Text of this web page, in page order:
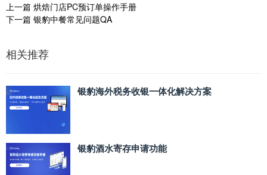
上一篇 烘焙门店PC预订单操作手册
下一篇 银豹中餐常见问题QA
相关推荐
银豹海外税务收银一体化解决方案
银豹酒水寄存申请功能